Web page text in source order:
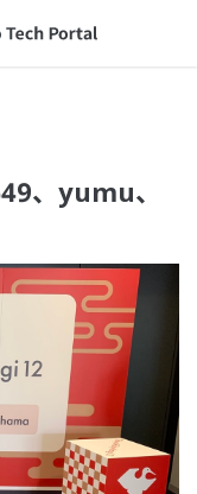
、yumu、